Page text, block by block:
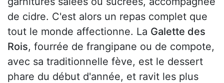
de cidre. C'est alors un repas complet que
tout le monde affectionne. La Galette des
Rois, fourrée de frangipane ou de compote,
avec sa traditionnelle fève, est le dessert
phare du début d'année, et ravit les plus